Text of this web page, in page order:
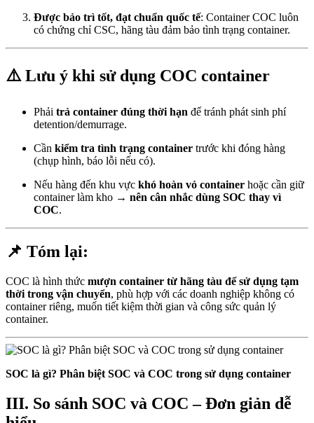
Được bảo trì tốt, đạt chuẩn quốc tế: Container COC luôn
có chứng chỉ CSC, hãng tàu đảm bảo tình trạng container.
⚠️ Lưu ý khi sử dụng COC container
Phải trả container đúng thời hạn để tránh phát sinh phí
detention/demurrage.
Cần kiểm tra tình trạng container trước khi đóng hàng
(chụp hình, báo lỗi nếu có).
Nếu hàng đến khu vực khó hoàn vỏ container hoặc cần giữ
container làm kho → nên cân nhắc dùng SOC thay vì
COC.
📌 Tóm lại:
COC là hình thức mượn container từ hãng tàu để sử dụng tạm
thời trong vận chuyển, phù hợp với các doanh nghiệp không có
container riêng, muốn tiết kiệm thời gian và công sức quản lý
container.
SOC là gì? Phân biệt SOC và COC trong sử dụng container
III. So sánh SOC và COC – Đơn giản dễ